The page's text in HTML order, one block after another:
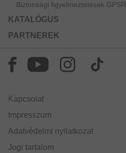
Biztonsági figyelmeztetések GPSR
KATALÓGUS
PARTNEREK
Kapcsolat
Impresszum
Adatvédelmi nyilatkozat
Jogi tartalom